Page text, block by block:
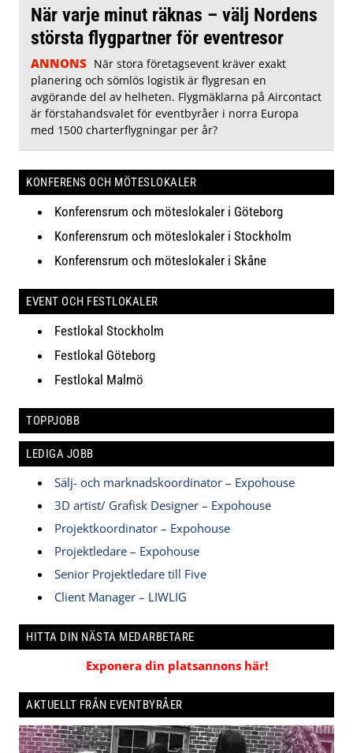
När varje minut räknas – välj Nordens
största flygpartner för eventresor
ANNONS När stora företagsevent kräver exakt
planering och sömlös logistik är flygresan en
avgörande del av helheten. Flygmäklarna på Aircontact
är förstahandsvalet för eventbyråer i norra Europa
med 1500 charterflygningar per år?
KONFERENS OCH MÖTESLOKALER
Konferensrum och möteslokaler i Göteborg
Konferensrum och möteslokaler i Stockholm
Konferensrum och möteslokaler i Skåne
EVENT OCH FESTLOKALER
Festlokal Stockholm
Festlokal Göteborg
Festlokal Malmö
TOPPJOBB
LEDIGA JOBB
Sälj- och marknadskoordinator – Expohouse
3D artist/ Grafisk Designer – Expohouse
Projektkoordinator – Expohouse
Projektledare – Expohouse
Senior Projektledare till Five
Client Manager – LIWLIG
HITTA DIN NÄSTA MEDARBETARE
Exponera din platsannons här!
AKTUELLT FRÅN EVENTBYRÅER